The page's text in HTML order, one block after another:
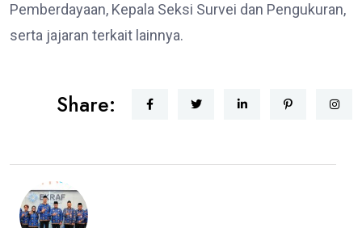
Pemberdayaan, Kepala Seksi Survei dan Pengukuran,
serta jajaran terkait lainnya.
Share: